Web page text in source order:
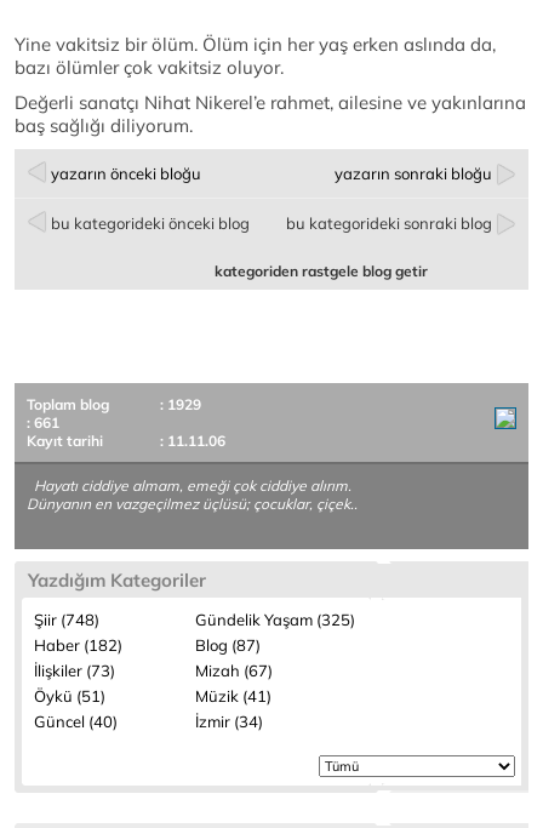
Yine vakitsiz bir ölüm. Ölüm için her yaş erken aslında da,
bazı ölümler çok vakitsiz oluyor.
Değerli sanatçı Nihat Nikerel’e rahmet, ailesine ve yakınlarına
baş sağlığı diliyorum.
yazarın önceki bloğu yazarın sonraki bloğu
bu kategorideki önceki blog bu kategorideki sonraki blog
kategoriden rastgele blog getir
Toplam blog
: 1929
: 661
Kayıt tarihi
: 11.11.06
Hayatı ciddiye almam, emeği çok ciddiye alırım.
Dünyanın en vazgeçilmez üçlüsü; çocuklar, çiçek..
Yazdığım Kategoriler
Şiir (748)
Gündelik Yaşam (325)
Haber (182)
Blog (87)
İlişkiler (73)
Mizah (67)
Öykü (51)
Müzik (41)
Güncel (40)
İzmir (34)